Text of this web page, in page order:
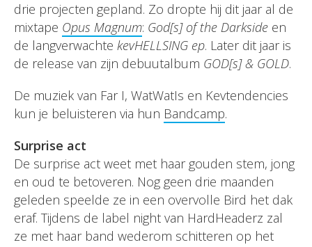
drie projecten gepland. Zo dropte hij dit jaar al de
mixtape Opus Magnum: God[s] of the Darkside en
de langverwachte kevHELLSING ep. Later dit jaar is
de release van zijn debuutalbum GOD[s] & GOLD.
De muziek van Far I, WatWatIs en Kevtendencies
kun je beluisteren via hun Bandcamp.
Surprise act
De surprise act weet met haar gouden stem, jong
en oud te betoveren. Nog geen drie maanden
geleden speelde ze in een overvolle Bird het dak
eraf. Tijdens de label night van HardHeaderz zal
ze met haar band wederom schitteren op het